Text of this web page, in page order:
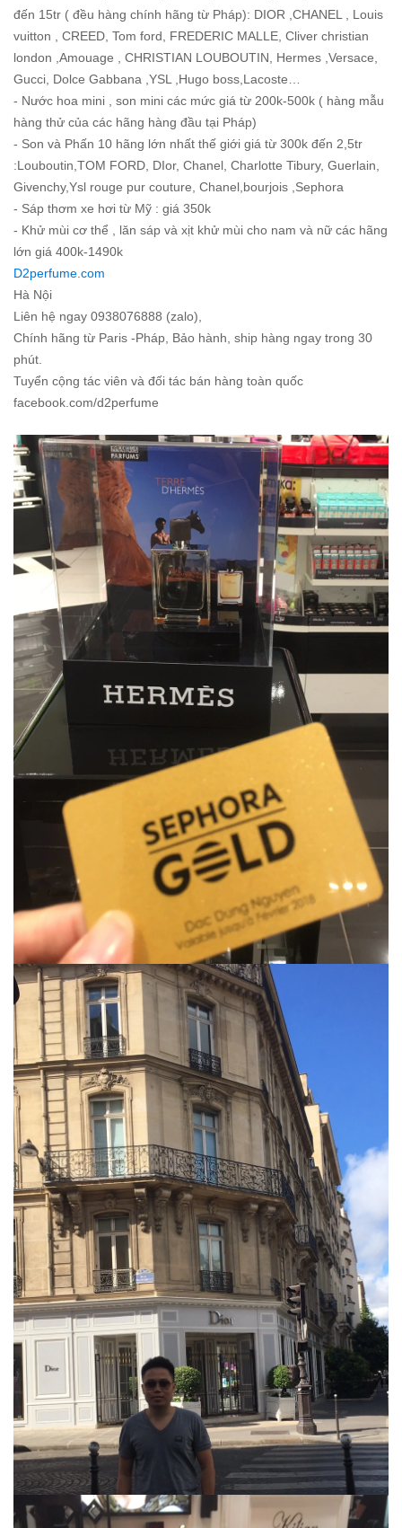
đến 15tr ( đều hàng chính hãng từ Pháp): DIOR ,CHANEL , Louis
vuitton , CREED, Tom ford, FREDERIC MALLE, Cliver christian
london ,Amouage , CHRISTIAN LOUBOUTIN, Hermes ,Versace,
Gucci, Dolce Gabbana ,YSL ,Hugo boss,Lacoste…
- Nước hoa mini , son mini các mức giá từ 200k-500k ( hàng mẫu
hàng thử của các hãng hàng đầu tại Pháp)
- Son và Phấn 10 hãng lớn nhất thế giới giá từ 300k đến 2,5tr
:Louboutin,TOM FORD, DIor, Chanel, Charlotte Tibury, Guerlain,
Givenchy,Ysl rouge pur couture, Chanel,bourjois ,Sephora
- Sáp thơm xe hơi từ Mỹ : giá 350k
- Khử mùi cơ thể , lăn sáp và xịt khử mùi cho nam và nữ các hãng
lớn giá 400k-1490k
D2perfume.com
Hà Nội
Liên hệ ngay 0938076888 (zalo),
Chính hãng từ Paris -Pháp, Bảo hành, ship hàng ngay trong 30
phút.
Tuyển cộng tác viên và đối tác bán hàng toàn quốc
facebook.com/d2perfume